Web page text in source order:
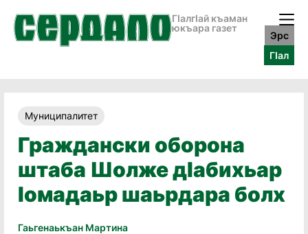
ГӀалгӀай къаман
юкъара газет
Эрс
ГӀал
Муниципалитет
Граждански оборона
штаба Шолже дӀабихьар
ӏомадаьр шаьрдара болх
Гаьгенаькъан Мартина